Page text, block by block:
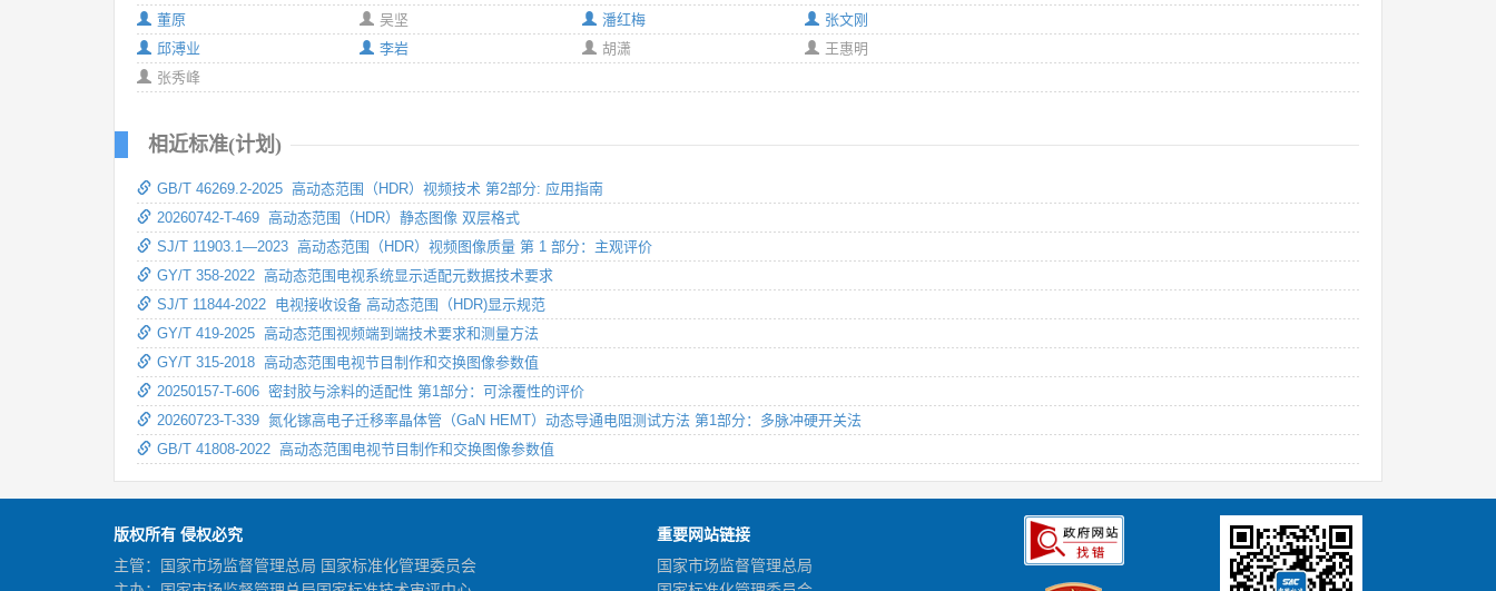
董原
吴坚
邱溥业
李岩
张秀峰
潘红梅
张文刚
胡潇
王惠明
相近标准(计划)
GB/T 46269.2-2025 高动态范围（HDR）视频技术 第2部分: 应用指南
20260742-T-469 高动态范围（HDR）静态图像 双层格式
SJ/T 11903.1—2023 高动态范围（HDR）视频图像质量 第 1 部分：主观评价
GY/T 358-2022 高动态范围电视系统显示适配元数据技术要求
SJ/T 11844-2022 电视接收设备 高动态范围（HDR)显示规范
GY/T 419-2025 高动态范围视频端到端技术要求和测量方法
GY/T 315-2018 高动态范围电视节目制作和交换图像参数值
20250157-T-606 密封胶与涂料的适配性 第1部分：可涂覆性的评价
20260723-T-339 氮化镓高电子迁移率晶体管（GaN HEMT）动态导通电阻测试方法 第1部分：多脉冲硬开关法
GB/T 41808-2022 高动态范围电视节目制作和交换图像参数值
版权所有 侵权必究
主管：国家市场监督管理总局 国家标准化管理委员会
重要网站链接
国家市场监督管理总局